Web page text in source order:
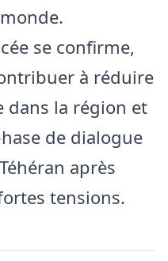
monde.
se confirme,
à réduire
dans la région et
de dialogue
après
tensions.